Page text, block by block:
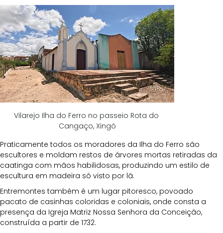
Vilarejo Ilha do Ferro no passeio Rota do
Cangaço, Xingó
Praticamente todos os moradores da Ilha do Ferro são
escultores e moldam restos de árvores mortas retiradas da
caatinga com mãos habilidosas, produzindo um estilo de
escultura em madeira só visto por lá.
Entremontes também é um lugar pitoresco, povoado
pacato de casinhas coloridas e coloniais, onde consta a
presença da Igreja Matriz Nossa Senhora da Conceição,
construída a partir de 1732.